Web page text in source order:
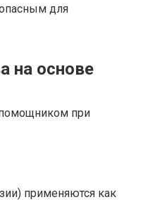
для
на основе
при
применяются как